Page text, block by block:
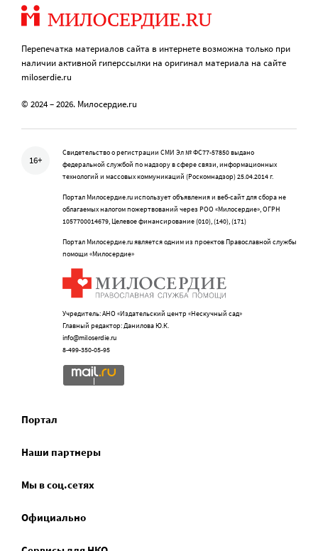
Перепечатка материалов сайта в интернете возможна только при
наличии активной гиперссылки на оригинал материала на сайте
miloserdie.ru
© 2024 – 2026. Милосердие.ru
16+
Свидетельство о регистрации СМИ Эл № ФС77-57850 выдано
федеральной службой по надзору в сфере связи, информационных
технологий и массовых коммуникаций (Роскомнадзор) 25.04.2014 г.
Портал Милосердие.ru использует объявления и веб-сайт для сбора не
облагаемых налогом пожертвований через РОО «Милосердие», ОГРН
1057700014679, Целевое финансирование (010), (140), (171)
Портал Милосердие.ru является одним из проектов Православной службы
помощи «Милосердие»
Учредитель: АНО «Издательский центр «Нескучный сад»
Главный редактор: Данилова Ю.К.
info@miloserdie.ru
8-499-350-05-95
Портал
Наши партнеры
Мы в соц.сетях
Официально